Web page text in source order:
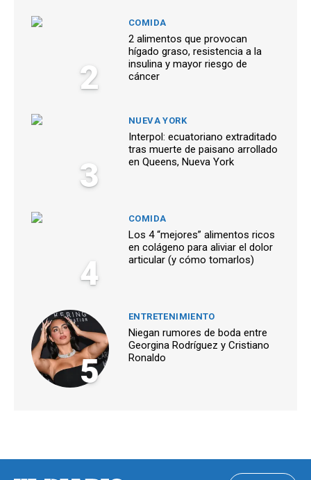
2
COMIDA
2 alimentos que provocan
hígado graso, resistencia a la
insulina y mayor riesgo de
cáncer
3
NUEVA YORK
Interpol: ecuatoriano extraditado
tras muerte de paisano arrollado
en Queens, Nueva York
4
COMIDA
Los 4 “mejores” alimentos ricos
en colágeno para aliviar el dolor
articular (y cómo tomarlos)
5
ENTRETENIMIENTO
Niegan rumores de boda entre
Georgina Rodríguez y Cristiano
Ronaldo